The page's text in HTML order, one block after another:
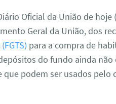
Oficial da União de hoje
Geral da União, dos
para a compra de
do fundo ainda
podem ser usados pelo